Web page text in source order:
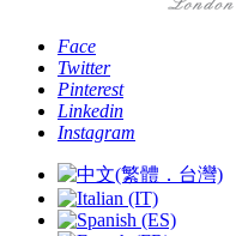
Face
Twitter
Pinterest
Linkedin
Instagram